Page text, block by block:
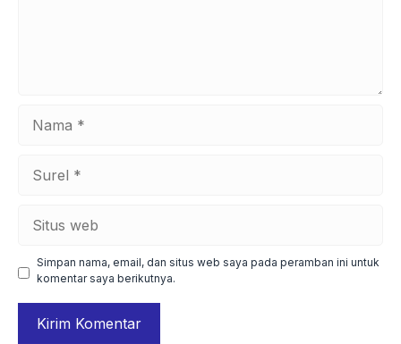
web
Simpan nama, email, dan situs web saya pada peramban ini untuk
komentar saya berikutnya.